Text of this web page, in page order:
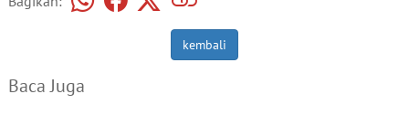
kembali
Baca Juga